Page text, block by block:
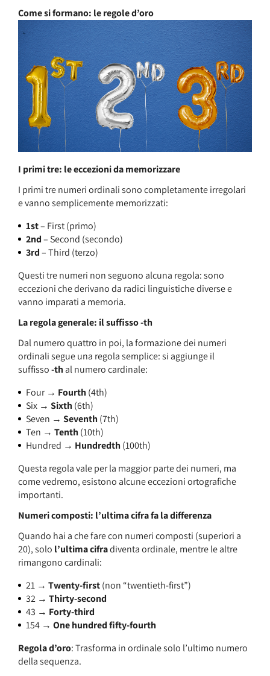
Come si formano: le regole d’oro
I primi tre: le eccezioni da memorizzare
I primi tre numeri ordinali sono completamente irregolari
e vanno semplicemente memorizzati:
1st– First (primo)
2nd– Second (secondo)
3rd– Third (terzo)
Questi tre numeri non seguono alcuna regola: sono
eccezioni che derivano da radici linguistiche diverse e
vanno imparati a memoria.
La regola generale: il suffisso -th
Dal numero quattro in poi, la formazione dei numeri
ordinali segue una regola semplice: si aggiunge il
suffisso-th al numero cardinale:
Four → Fourth (4th)
Six → Sixth (6th)
Seven → Seventh (7th)
Ten → Tenth (10th)
Hundred → Hundredth (100th)
Questa regola vale per la maggior parte dei numeri, ma
come vedremo, esistono alcune eccezioni ortografiche
importanti.
Numeri composti: l’ultima cifra fa la differenza
Quando hai a che fare con numeri composti (superiori a
20), solo l’ultima cifradiventa ordinale, mentre le altre
rimangono cardinali:
21 → Twenty-first(non “twentieth-first”)
32 → Thirty-second
43 → Forty-third
154 → One hundred fifty-fourth
Regola d’oro: Trasforma in ordinale solo l’ultimo numero
della sequenza.